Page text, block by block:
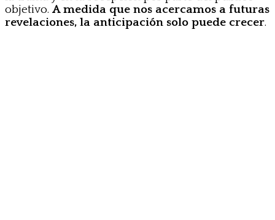
objetivo. A medida que nos acercamos a futuras
revelaciones, la anticipación solo puede crecer.